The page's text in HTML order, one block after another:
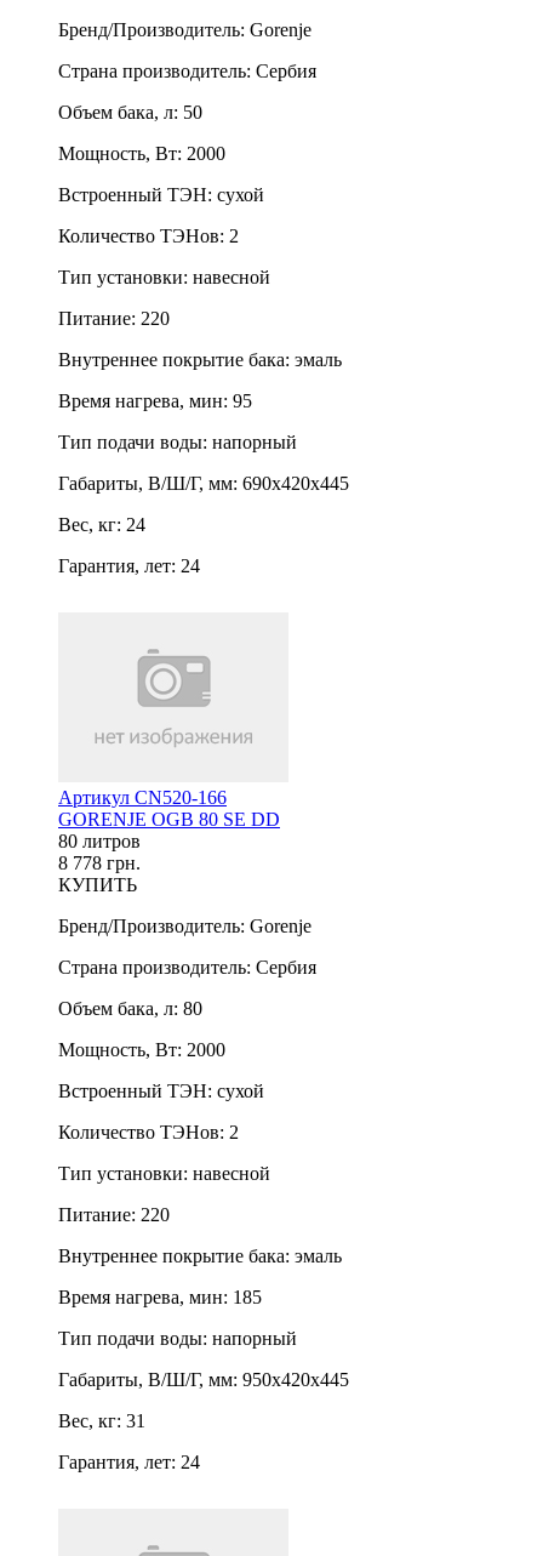
Бренд/Производитель: Gorenje
Страна производитель: Сербия
Объем бака, л: 50
Мощность, Вт: 2000
Встроенный ТЭН: сухой
Количество ТЭНов: 2
Тип установки: навесной
Питание: 220
Внутреннее покрытие бака: эмаль
Время нагрева, мин: 95
Тип подачи воды: напорный
Габариты, В/Ш/Г, мм: 690х420х445
Вес, кг: 24
Гарантия, лет: 24
Артикул CN520-166
GORENJE OGB 80 SE DD
80 литров
8 778 грн.
КУПИТЬ
Бренд/Производитель: Gorenje
Страна производитель: Сербия
Объем бака, л: 80
Мощность, Вт: 2000
Встроенный ТЭН: сухой
Количество ТЭНов: 2
Тип установки: навесной
Питание: 220
Внутреннее покрытие бака: эмаль
Время нагрева, мин: 185
Тип подачи воды: напорный
Габариты, В/Ш/Г, мм: 950х420х445
Вес, кг: 31
Гарантия, лет: 24